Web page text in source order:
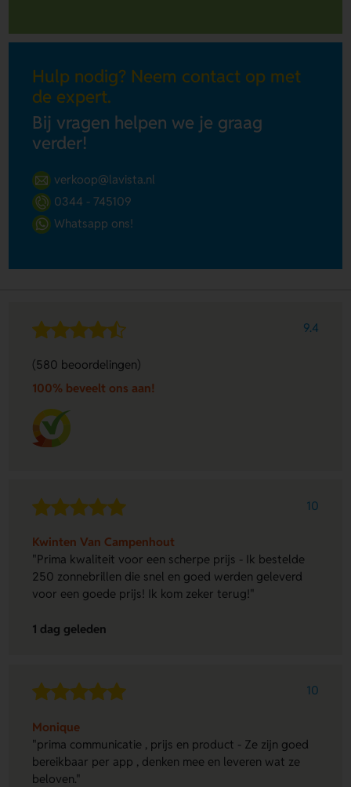
Hulp nodig? Neem contact op met
de expert.
Bij vragen helpen we je graag
verder!
verkoop@lavista.nl
0344 - 745109
Whatsapp ons!
9.4
(580 beoordelingen)
100% beveelt ons aan!
10
Kwinten Van Campenhout
"Prima kwaliteit voor een scherpe prijs - Ik bestelde
250 zonnebrillen die snel en goed werden geleverd
voor een goede prijs! Ik kom zeker terug!"
1 dag geleden
10
Monique
"prima communicatie , prijs en product - Ze zijn goed
bereikbaar per app , denken mee en leveren wat ze
beloven."